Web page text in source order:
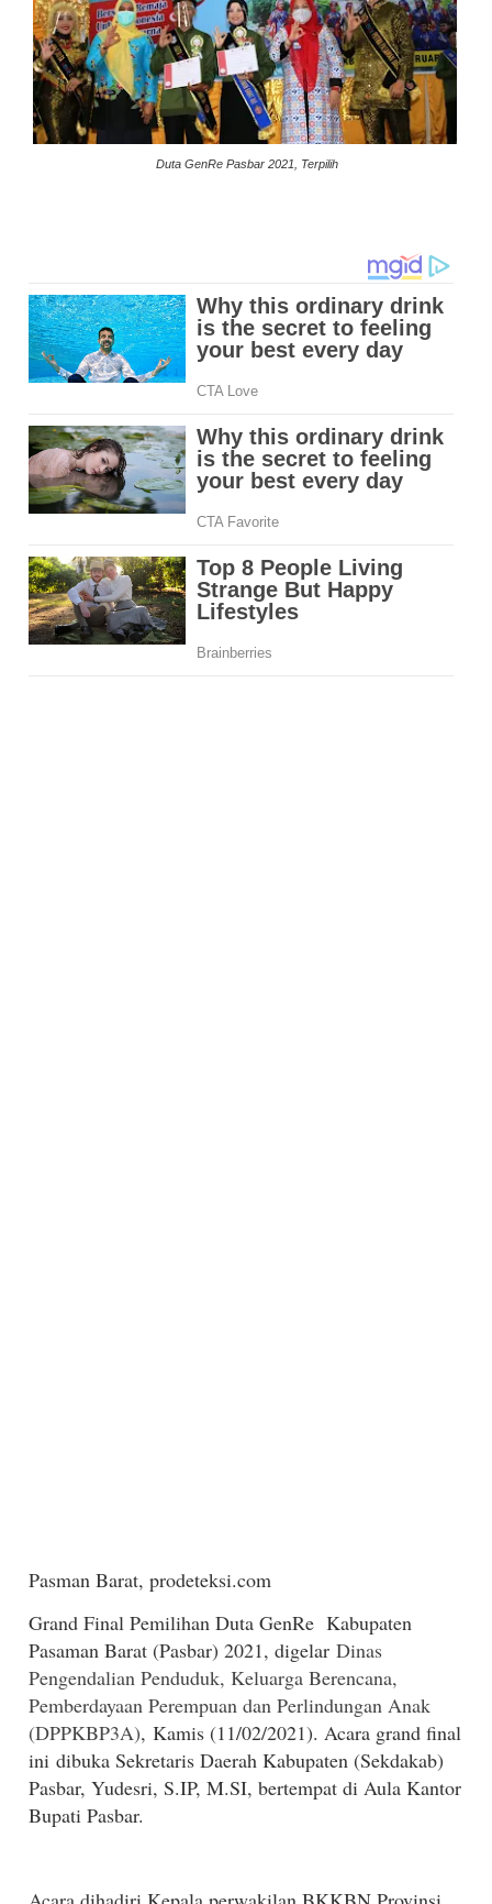
Duta GenRe Pasbar 2021, Terpilih
Pasman Barat, prodeteksi.com
Grand Final Pemilihan Duta GenRe Kabupaten
Pasaman Barat (Pasbar) 2021, digelarDinas
Pengendalian Penduduk, Keluarga Berencana,
Pemberdayaan Perempuan dan Perlindungan Anak
(DPPKBP3A),Kamis (11/02/2021). Acara grand final
inidibuka Sekretaris Daerah Kabupaten (Sekdakab)
Pasbar, Yudesri, S.IP, M.SI, bertempat di Aula Kantor
Bupati Pasbar.